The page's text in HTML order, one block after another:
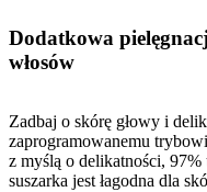
Dodatkowa
włosów
Zadbaj o skórę głowy i
zaprogramowanemu
z myślą o delikatności,
suszarka jest łagodna dla